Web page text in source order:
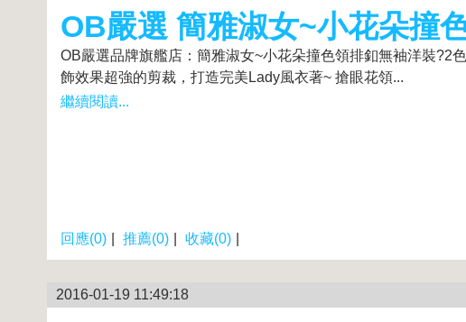
OB嚴選 簡雅淑女~小花朵撞
OB嚴選品牌旗艦店：簡雅淑女~小花朵撞色領排釦無袖洋裝?2
飾效果超強的剪裁，打造完美Lady風衣著~ 搶眼花領...
繼續閱讀...
回應(0) 推薦(0) 收藏(0)
2016-01-19 11:49:18